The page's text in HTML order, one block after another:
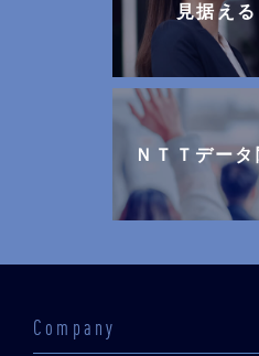
見据え
ＮＴＴデー
Company